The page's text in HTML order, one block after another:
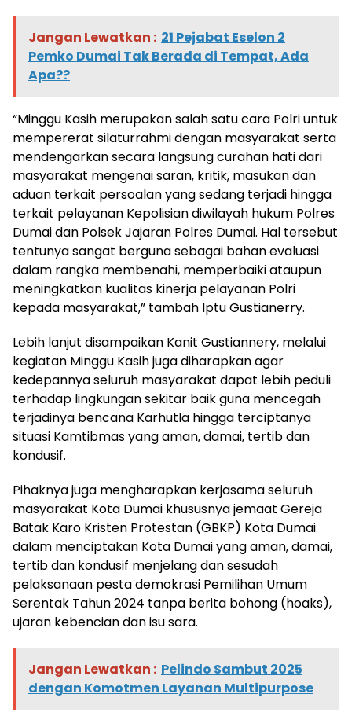
Jangan Lewatkan : 21 Pejabat Eselon 2
Pemko Dumai Tak Berada di Tempat, Ada
Apa??
“Minggu Kasih merupakan salah satu cara Polri untuk
mempererat silaturrahmi dengan masyarakat serta
mendengarkan secara langsung curahan hati dari
masyarakat mengenai saran, kritik, masukan dan
aduan terkait persoalan yang sedang terjadi hingga
terkait pelayanan Kepolisian diwilayah hukum Polres
Dumai dan Polsek Jajaran Polres Dumai. Hal tersebut
tentunya sangat berguna sebagai bahan evaluasi
dalam rangka membenahi, memperbaiki ataupun
meningkatkan kualitas kinerja pelayanan Polri
kepada masyarakat,” tambah Iptu Gustianerry.
Lebih lanjut disampaikan Kanit Gustiannery, melalui
kegiatan Minggu Kasih juga diharapkan agar
kedepannya seluruh masyarakat dapat lebih peduli
terhadap lingkungan sekitar baik guna mencegah
terjadinya bencana Karhutla hingga terciptanya
situasi Kamtibmas yang aman, damai, tertib dan
kondusif.
Pihaknya juga mengharapkan kerjasama seluruh
masyarakat Kota Dumai khususnya jemaat Gereja
Batak Karo Kristen Protestan (GBKP) Kota Dumai
dalam menciptakan Kota Dumai yang aman, damai,
tertib dan kondusif menjelang dan sesudah
pelaksanaan pesta demokrasi Pemilihan Umum
Serentak Tahun 2024 tanpa berita bohong (hoaks),
ujaran kebencian dan isu sara.
Jangan Lewatkan : Pelindo Sambut 2025
dengan Komotmen Layanan Multipurpose